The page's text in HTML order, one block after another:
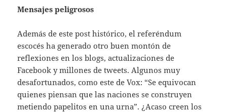
Mensajes peligrosos
Además de este post histórico, el referéndum
escocés ha generado otro buen montón de
reflexiones en los blogs, actualizaciones de
Facebook y millones de tweets. Algunos muy
desafortunados, como este de Vox: “Se equivocan
quienes piensan que las naciones se construyen
metiendo papelitos en una urna”. ¿Acaso creen los